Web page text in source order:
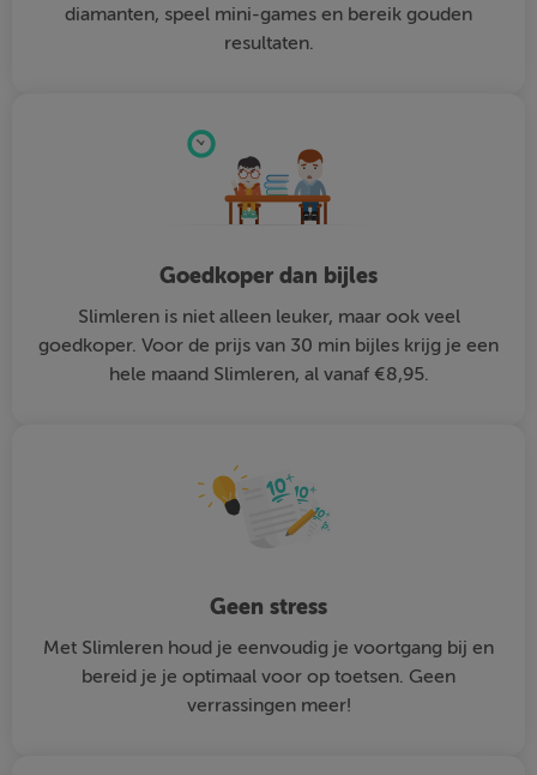
diamanten, speel mini-games en bereik gouden
resultaten.
Goedkoper dan bijles
Slimleren is niet alleen leuker, maar ook veel
goedkoper. Voor de prijs van 30 min bijles krijg je een
hele maand Slimleren, al vanaf €8,95.
Geen stress
Met Slimleren houd je eenvoudig je voortgang bij en
bereid je je optimaal voor op toetsen. Geen
verrassingen meer!